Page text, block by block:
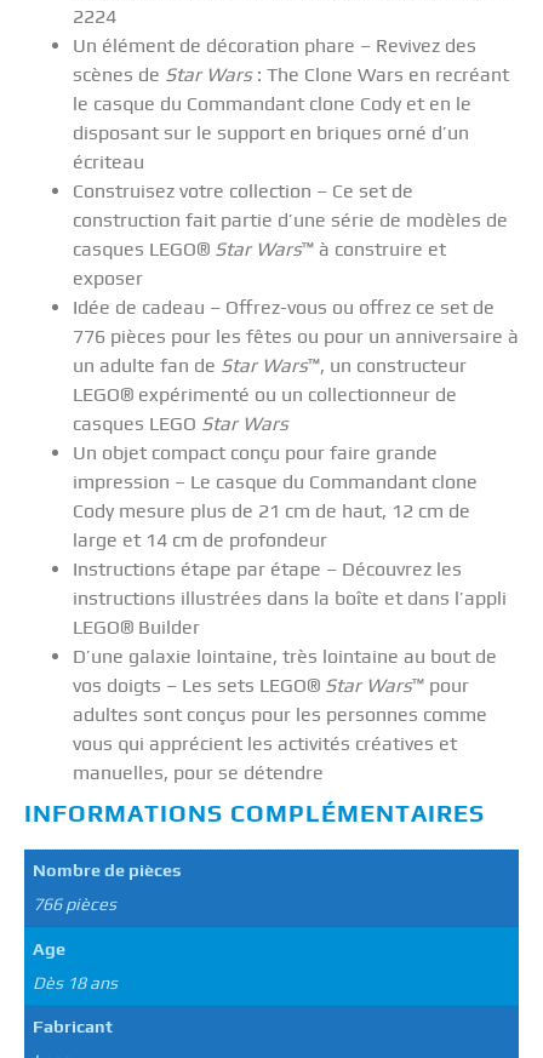
2224
Un élément de décoration phare – Revivez des
scènes de Star Wars: The Clone Wars en recréant
le casque du Commandant clone Cody et en le
disposant sur le support en briques orné d’un
écriteau
Construisez votre collection – Ce set de
construction fait partie d’une série de modèles de
casques LEGO® Star Wars™ à construire et
exposer
Idée de cadeau – Offrez-vous ou offrez ce set de
776 pièces pour les fêtes ou pour un anniversaire à
un adulte fan de Star Wars™, un constructeur
LEGO® expérimenté ou un collectionneur de
casques LEGO Star Wars
Un objet compact conçu pour faire grande
impression – Le casque du Commandant clone
Cody mesure plus de 21 cm de haut, 12 cm de
large et 14 cm de profondeur
Instructions étape par étape – Découvrez les
instructions illustrées dans la boîte et dans l’appli
LEGO® Builder
D’une galaxie lointaine, très lointaine au bout de
vos doigts – Les sets LEGO® Star Wars™ pour
adultes sont conçus pour les personnes comme
vous qui apprécient les activités créatives et
manuelles, pour se détendre
INFORMATIONS COMPLÉMENTAIRES
Nombre de pièces
766 pièces
Age
Dès 18 ans
Fabricant